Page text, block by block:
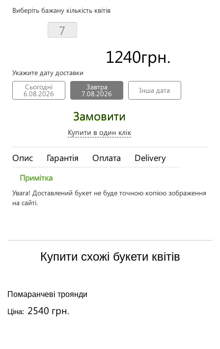
Виберіть бажану кількість квітів
1240грн.
Укажите дату доставки
Сьогодні
6.08.2026
Завтра
7.08.2026 Інша дата
Замовити
Купити в один клік
Опис Гарантія Оплата Delivery
Примітка
Увага! Доставлений букет не буде точною копією зображення
на сайті.
Купити схожі букети квітів
Помаранчеві троянди
Ціна: 2540 грн.